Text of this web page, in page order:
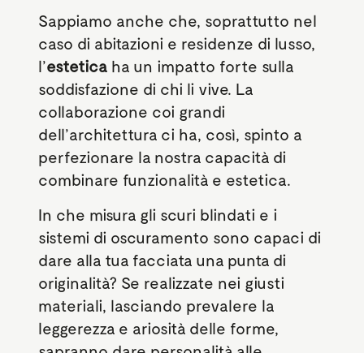
Sappiamo anche che, soprattutto nel
caso di abitazioni e residenze di lusso,
l’esteticaha un impatto forte sulla
soddisfazione di chi li vive. La
collaborazione coi grandi
dell’architettura ci ha, così, spinto a
perfezionare la nostra capacità di
combinare funzionalità e estetica.
In che misura gli scuri blindati e i
sistemi di oscuramento sono capaci di
dare alla tua facciata una punta di
originalità? Se realizzate nei giusti
materiali, lasciando prevalere la
leggerezza e ariosità delle forme,